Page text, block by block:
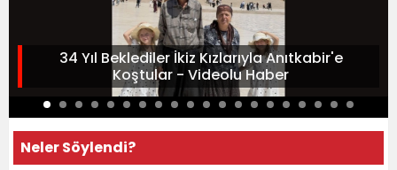
34 Yıl Beklediler İkiz Kızlarıyla Anıtkabir'e
Koştular - Videolu Haber
Neler Söylendi?